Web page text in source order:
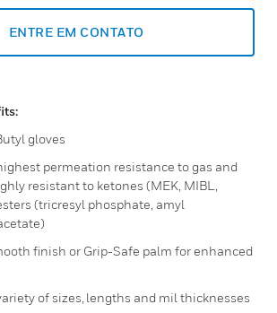
ENTRE EM CONTATO
gloves
permeation resistance to gas and
resistant to ketones (MEK, MIBL,
(tricresyl phosphate, amyl
finish or Grip-Safe palm for enhanced
of sizes, lengths and mil thicknesses